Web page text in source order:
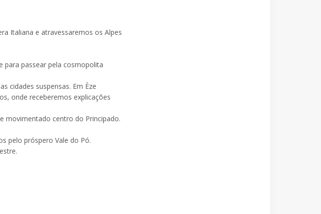
Italiana e atravessaremos os Alpes
para passear pela cosmopolita
cidades suspensas. Em Èze
onde receberemos explicações
movimentado centro do Principado.
pelo próspero Vale do Pó.